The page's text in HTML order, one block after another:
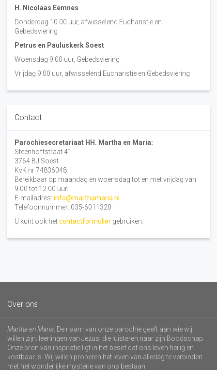
H. Nicolaas Eemnes
Donderdag 10.00 uur, afwisselend Eucharistie en
Gebedsviering
Petrus en Pauluskerk Soest
Woensdag 9.00 uur, Gebedsviering
Vrijdag 9.00 uur, afwisselend Eucharistie en Gebedsviering
Contact
Parochiesecretariaat HH. Martha en Maria:
Steenhoffstraat 41
3764 BJ Soest
KvK nr 74836048
Bereikbaar op maandag en woensdag tot en met vrijdag van
9.00 tot 12.00 uur.
E-mailadres: info@marthamaria.nl
Telefoonnummer: 035-6011320
U kunt ook hetcontactformulier gebruiken.
Over ons
Martha en Maria . De naam van onze parochie geeft aan wie wij
willen zijn: leerlingen van Jezus, die luisteren naar zijn Boodschap.
Onze bron van inspiratie ligt in het besef dat ons leven heilig en
kostbaar is. Wij willen proberen het leven van alledag te verbinden
met het wonderlijke mysterie van ons bestaan.